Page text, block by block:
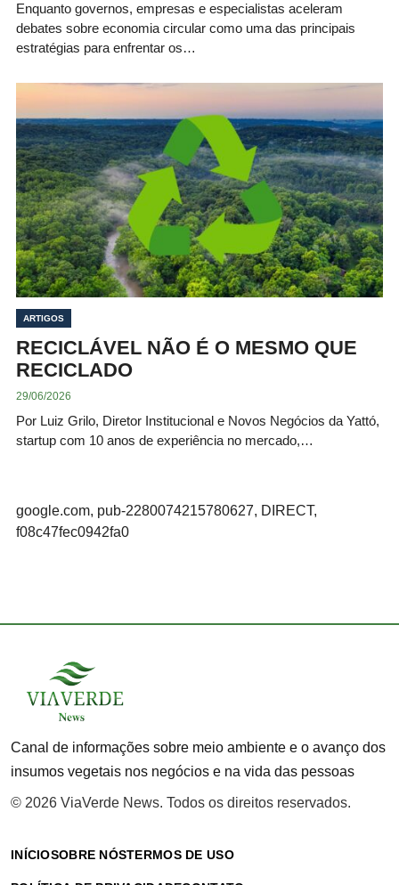
Enquanto governos, empresas e especialistas aceleram
debates sobre economia circular como uma das principais
estratégias para enfrentar os…
ARTIGOS
RECICLÁVEL NÃO É O MESMO QUE
RECICLADO
29/06/2026
Por Luiz Grilo, Diretor Institucional e Novos Negócios da Yattó,
startup com 10 anos de experiência no mercado,…
google.com, pub-2280074215780627, DIRECT,
f08c47fec0942fa0
Canal de informações sobre meio ambiente e o avanço dos
insumos vegetais nos negócios e na vida das pessoas
© 2026 ViaVerde News. Todos os direitos reservados.
INÍCIOSOBRE NÓSTERMOS DE USO